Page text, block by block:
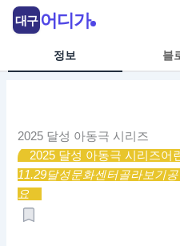
정보 블
2025 달성 아동극 시리즈
2025 달성 아동극 시리즈어
11.29달성문화센터골라보기
요
대구 어디가